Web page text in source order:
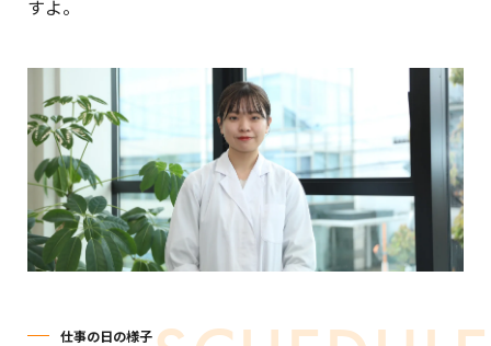
すよ。
仕事の日の様子